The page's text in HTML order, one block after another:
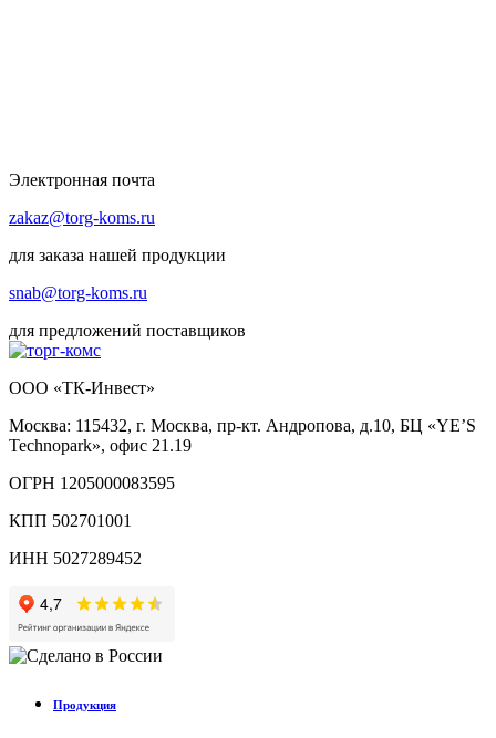
Электронная почта
zakaz@torg-koms.ru
для заказа нашей продукции
snab@torg-koms.ru
для предложений поставщиков
ООО «ТК-Инвест»
Москва: 115432, г. Москва, пр-кт. Андропова, д.10, БЦ «YE’S
Technopark», офис 21.19
ОГРН 1205000083595
КПП 502701001
ИНН 5027289452
Продукция